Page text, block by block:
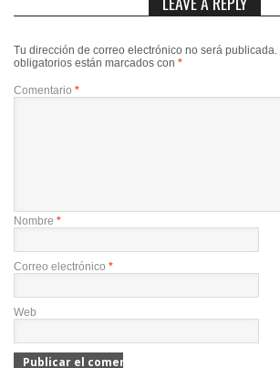
Tu dirección de correo electrónico no será publicada.
obligatorios están marcados con *
Comentario *
Nombre *
Correo electrónico *
Web